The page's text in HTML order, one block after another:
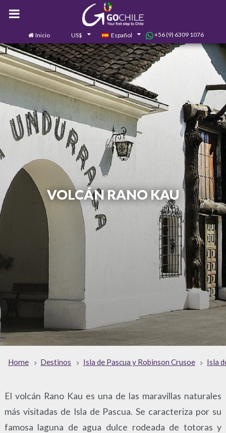
Inicio US$ Español +56 (9) 6309 1076
Contáctanos 0
VOLCÁN RANO KAU
Home Destinos Isla de Pascua y Robinson Crusoe Isla
El volcán Rano Kau es una de las maravillas naturales
más visitadas de Isla de Pascua. Se caracteriza por su
famosa laguna de agua dulce rodeada de totoras y